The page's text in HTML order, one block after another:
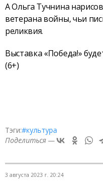
А Ольга Тучнина
ветерана войны, чьи
реликвия.
Выставка «Победа!»
(6+)
Тэги:#культура
Поделиться —
3 августа 2023 г. 20:24